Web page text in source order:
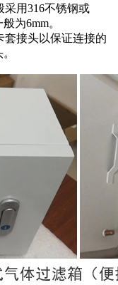
采用316不锈钢或
为6mm。
套接头以保证连接的